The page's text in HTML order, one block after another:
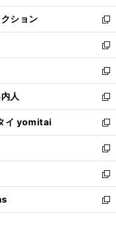
開
く
ウ
で
開
く
ン
ド
ウ
で
開
く
ウ
ィ
ン
ド
ウ
で
開
く
ション
新
し
い
ウ
ィ
ン
ド
ウ
で
開
く
新
し
い
ウ
ィ
ン
ド
ウ
で
開
く
新
し
い
ウ
ィ
ン
ド
ウ
で
開
く
人
新
し
い
ウ
ィ
ン
ド
ウ
で
開
イ yomitai
新
し
い
ウ
ィ
ン
ド
ウ
新
し
い
ウ
ィ
ン
新
し
い
ウ
新
し